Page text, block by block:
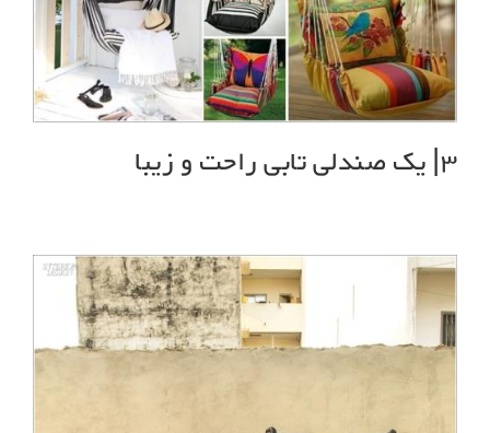
3| یک صندلی تابی راحت و زیبا